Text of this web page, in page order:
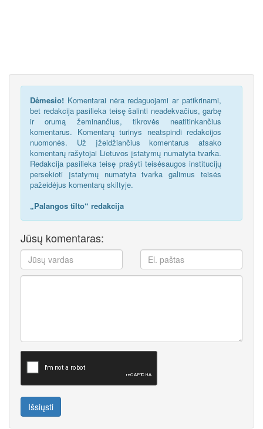
Dėmesio! Komentarai nėra redaguojami ar patikrinami,
bet redakcija pasilieka teisę šalinti neadekvačius, garbę
ir orumą žeminančius, tikrovės neatitinkančius
komentarus. Komentarų turinys neatspindi redakcijos
nuomonės. Už įžeidžiančius komentarus atsako
komentarų rašytojai Lietuvos įstatymų numatyta tvarka.
Redakcija pasilieka teisę prašyti teisėsaugos institucijų
persekioti įstatymų numatyta tvarka galimus teisės
pažeidėjus komentarų skiltyje.
„Palangos tilto“ redakcija
Jūsų komentaras:
Išsiųsti